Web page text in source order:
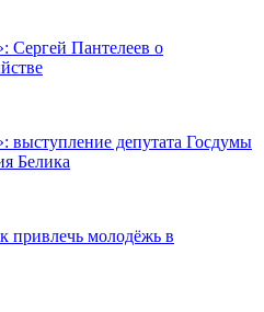
Сергей Пантелеев о
выступление депутата Госдумы
Белика
привлечь молодёжь в